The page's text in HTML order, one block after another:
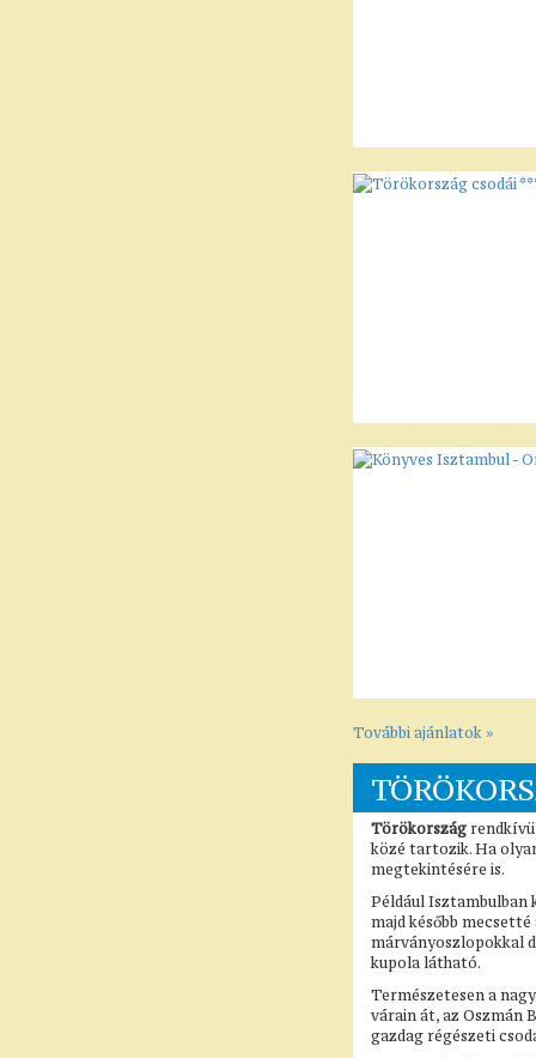
További ajánlatok »
Törökország
közé tartozik. Ha
megtekintésére is.
Például Isztambulban
majd később
márványoszlopokkal
kupola látható.
Természetesen a
várain át, az Oszmán
gazdag régészeti